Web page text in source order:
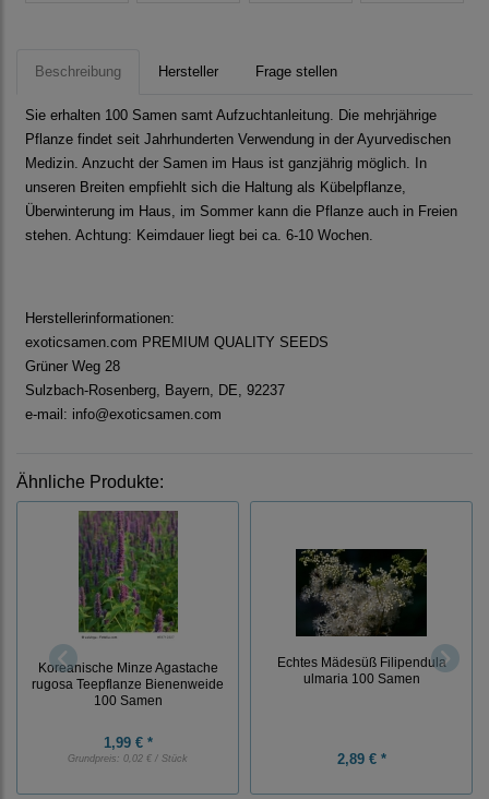
Beschreibung Hersteller Frage stellen
Sie erhalten 100 Samen samt Aufzuchtanleitung. Die mehrjährige
Pflanze findet seit Jahrhunderten Verwendung in der Ayurvedischen
Medizin. Anzucht der Samen im Haus ist ganzjährig möglich. In
unseren Breiten empfiehlt sich die Haltung als Kübelpflanze,
Überwinterung im Haus, im Sommer kann die Pflanze auch in Freien
stehen. Achtung: Keimdauer liegt bei ca. 6-10 Wochen.
Herstellerinformationen:
exoticsamen.com PREMIUM QUALITY SEEDS
Grüner Weg 28
Sulzbach-Rosenberg, Bayern, DE, 92237
e-mail: info@exoticsamen.com
Ähnliche Produkte:
Koreanische Minze Agastache
rugosa Teepflanze Bienenweide
100 Samen
1,99 € *
Grundpreis: 0,02 € / Stück
Echtes Mädesüß Filipendula
ulmaria 100 Samen
2,89 € *